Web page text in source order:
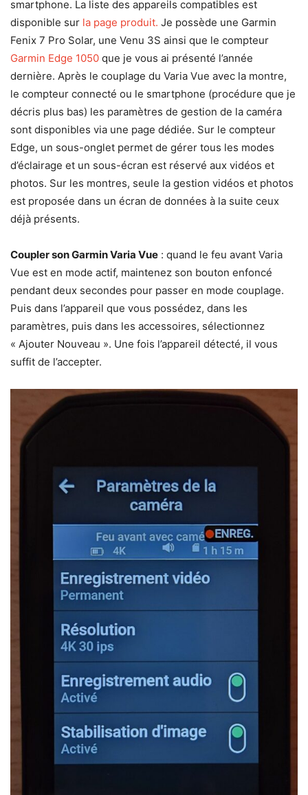
smartphone. La liste des appareils compatibles est
disponible sur la page produit. Je possède une Garmin
Fenix 7 Pro Solar, une Venu 3S ainsi que le compteur
Garmin Edge 1050 que je vous ai présenté l’année
dernière. Après le couplage du Varia Vue avec la montre,
le compteur connecté ou le smartphone (procédure que je
décris plus bas) les paramètres de gestion de la caméra
sont disponibles via une page dédiée. Sur le compteur
Edge, un sous-onglet permet de gérer tous les modes
d’éclairage et un sous-écran est réservé aux vidéos et
photos. Sur les montres, seule la gestion vidéos et photos
est proposée dans un écran de données à la suite ceux
déjà présents.
Coupler son Garmin Varia Vue : quand le feu avant Varia
Vue est en mode actif, maintenez son bouton enfoncé
pendant deux secondes pour passer en mode couplage.
Puis dans l’appareil que vous possédez, dans les
paramètres, puis dans les accessoires, sélectionnez
« Ajouter Nouveau ». Une fois l’appareil détecté, il vous
suffit de l’accepter.